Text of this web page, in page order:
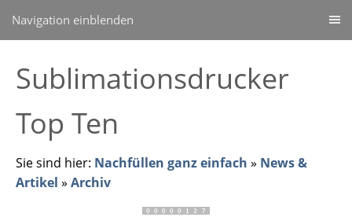
Navigation einblenden
Sublimationsdrucker
Top Ten
Sie sind hier: Nachfüllen ganz einfach » News &
Artikel » Archiv